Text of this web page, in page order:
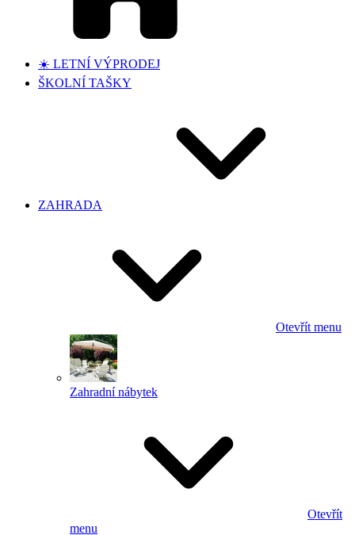
☀️ LETNÍ VÝPRODEJ
ŠKOLNÍ TAŠKY
ZAHRADA
Otevřít menu
Zahradní nábytek
Otevřít
menu